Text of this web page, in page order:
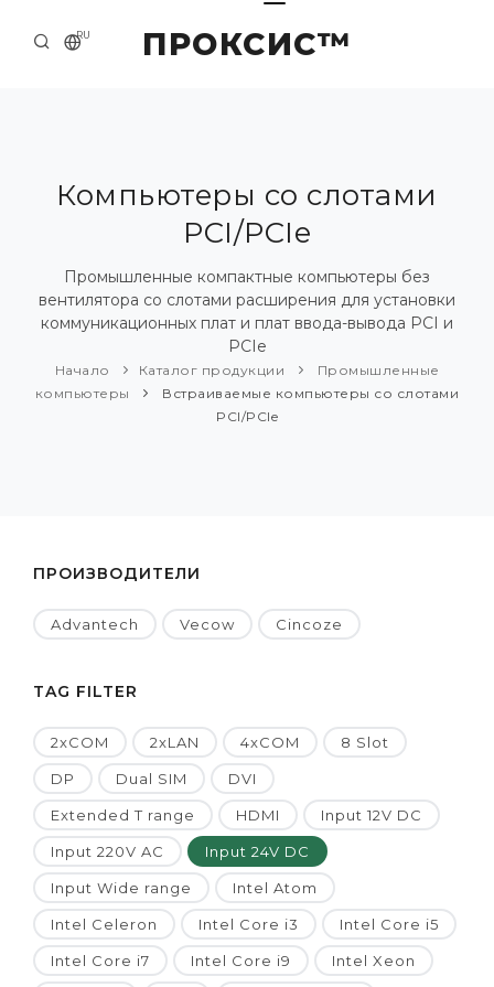
ПРОКСИС™
RU
О КОМПАНИИ
ПРИМЕРЫ И РЕШЕНИЯ
КАТАЛОГ ПРОДУКЦИИ
ПРЕСС-ЦЕНТР
Компьютеры со слотами
PCI/PCIe
Промышленные компактные компьютеры без
вентилятора со слотами расширения для установки
коммуникационных плат и плат ввода-вывода PCI и
PCIe
Начало Каталог продукции
Промышленные
компьютеры
Встраиваемые компьютеры со слотами
PCI/PCIe
ПРОИЗВОДИТЕЛИ
Advantech Vecow Cincoze
TAG FILTER
2xCOM 2xLAN 4xCOM 8 Slot
DP Dual SIM DVI
Extended T range HDMI Input 12V DC
Input 220V AC Input 24V DC
Input Wide range Intel Atom
Intel Celeron Intel Core i3 Intel Core i5
Intel Core i7 Intel Core i9 Intel Xeon